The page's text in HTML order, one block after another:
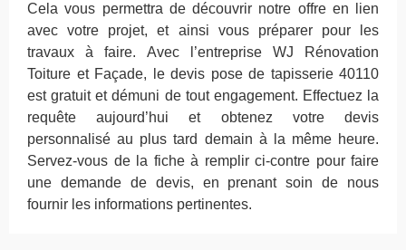
Cela vous permettra de découvrir notre offre en lien
avec votre projet, et ainsi vous préparer pour les
travaux à faire. Avec l’entreprise WJ Rénovation
Toiture et Façade, le devis pose de tapisserie 40110
est gratuit et démuni de tout engagement. Effectuez la
requête aujourd’hui et obtenez votre devis
personnalisé au plus tard demain à la même heure.
Servez-vous de la fiche à remplir ci-contre pour faire
une demande de devis, en prenant soin de nous
fournir les informations pertinentes.